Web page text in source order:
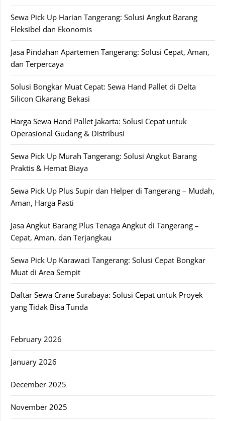
Sewa Pick Up Harian Tangerang: Solusi Angkut Barang
Fleksibel dan Ekonomis
Jasa Pindahan Apartemen Tangerang: Solusi Cepat, Aman,
dan Terpercaya
Solusi Bongkar Muat Cepat: Sewa Hand Pallet di Delta
Silicon Cikarang Bekasi
Harga Sewa Hand Pallet Jakarta: Solusi Cepat untuk
Operasional Gudang & Distribusi
Sewa Pick Up Murah Tangerang: Solusi Angkut Barang
Praktis & Hemat Biaya
Sewa Pick Up Plus Supir dan Helper di Tangerang – Mudah,
Aman, Harga Pasti
Jasa Angkut Barang Plus Tenaga Angkut di Tangerang –
Cepat, Aman, dan Terjangkau
Sewa Pick Up Karawaci Tangerang: Solusi Cepat Bongkar
Muat di Area Sempit
Daftar Sewa Crane Surabaya: Solusi Cepat untuk Proyek
yang Tidak Bisa Tunda
February 2026
January 2026
December 2025
November 2025